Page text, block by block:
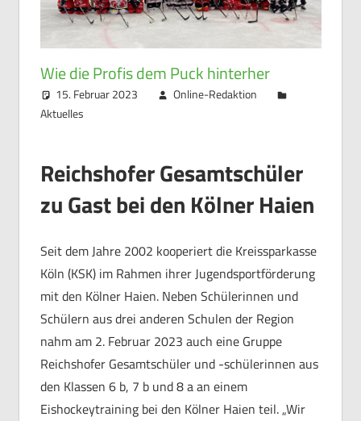
Wie die Profis dem Puck hinterher
15. Februar 2023
Online-Redaktion
Aktuelles
Reichshofer Gesamtschüler
zu Gast bei den Kölner Haien
Seit dem Jahre 2002 kooperiert die Kreissparkasse
Köln (KSK) im Rahmen ihrer Jugendsportförderung
mit den Kölner Haien. Neben Schülerinnen und
Schülern aus drei anderen Schulen der Region
nahm am 2. Februar 2023 auch eine Gruppe
Reichshofer Gesamtschüler und -schülerinnen aus
den Klassen 6 b, 7 b und 8 a an einem
Eishockeytraining bei den Kölner Haien teil. „Wir